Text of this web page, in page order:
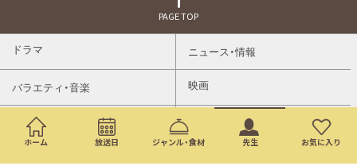
ホーム 放送日 ジャンル・食材 先生 お気に入り
PAGE TOP
ドラマ ニュース・情報
バラエティ・音楽 映画
スポーツ